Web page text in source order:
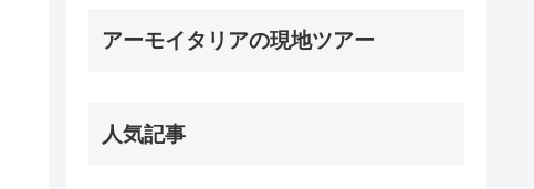
アーモイタリアの現地ツアー
人気記事